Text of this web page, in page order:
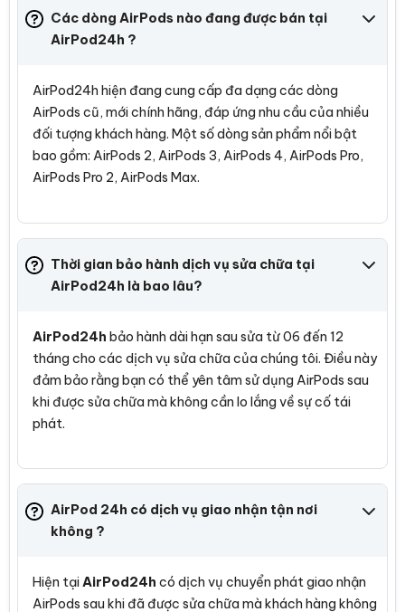
Các dòng AirPods nào đang được bán tại
AirPod24h ?
AirPod24h hiện đang cung cấp đa dạng các dòng
AirPods cũ, mới chính hãng, đáp ứng nhu cầu của nhiều
đối tượng khách hàng. Một số dòng sản phẩm nổi bật
bao gồm: AirPods 2, AirPods 3, AirPods 4, AirPods Pro,
AirPods Pro 2, AirPods Max.
Thời gian bảo hành dịch vụ sửa chữa tại
AirPod24h là bao lâu?
AirPod24h bảo hành dài hạn sau sửa từ 06 đến 12
tháng cho các dịch vụ sửa chữa của chúng tôi. Điều này
đảm bảo rằng bạn có thể yên tâm sử dụng AirPods sau
khi được sửa chữa mà không cần lo lắng về sự cố tái
phát.
AirPod 24h có dịch vụ giao nhận tận nơi
không ?
Hiện tạiAirPod24h có dịch vụ chuyển phát giao nhận
AirPods sau khi đã được sửa chữa mà khách hàng không